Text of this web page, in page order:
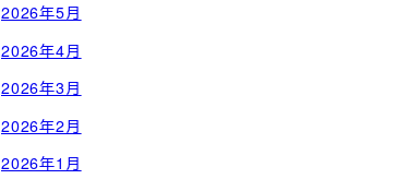
2026年5月
2026年4月
2026年3月
2026年2月
2026年1月